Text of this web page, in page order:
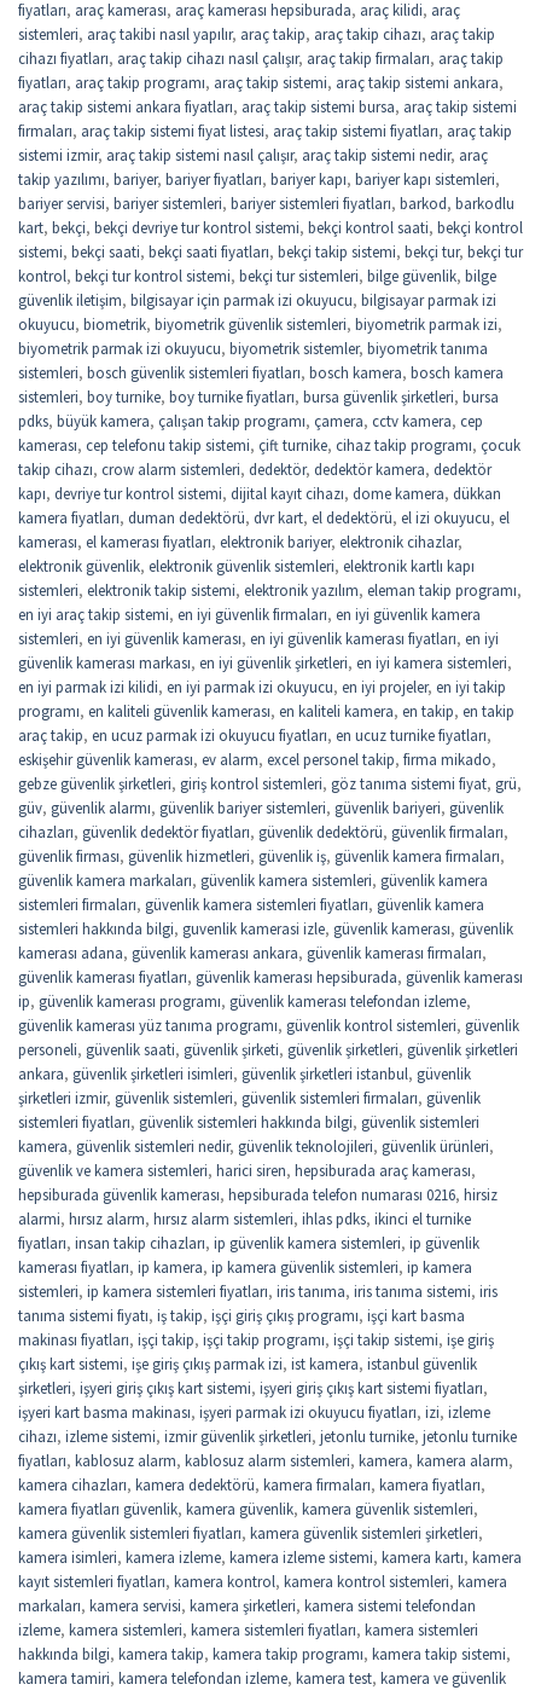
fiyatları, araç kamerası, araç kamerası hepsiburada, araç kilidi, araç
sistemleri, araç takibi nasıl yapılır, araç takip, araç takip cihazı, araç takip
cihazı fiyatları, araç takip cihazı nasıl çalışır, araç takip firmaları, araç takip
fiyatları, araç takip programı, araç takip sistemi, araç takip sistemi ankara,
araç takip sistemi ankara fiyatları, araç takip sistemi bursa, araç takip sistemi
firmaları, araç takip sistemi fiyat listesi, araç takip sistemi fiyatları, araç takip
sistemi izmir, araç takip sistemi nasıl çalışır, araç takip sistemi nedir, araç
takip yazılımı, bariyer, bariyer fiyatları, bariyer kapı, bariyer kapı sistemleri,
bariyer servisi, bariyer sistemleri, bariyer sistemleri fiyatları, barkod, barkodlu
kart, bekçi, bekçi devriye tur kontrol sistemi, bekçi kontrol saati, bekçi kontrol
sistemi, bekçi saati, bekçi saati fiyatları, bekçi takip sistemi, bekçi tur, bekçi tur
kontrol, bekçi tur kontrol sistemi, bekçi tur sistemleri, bilge güvenlik, bilge
güvenlik iletişim, bilgisayar için parmak izi okuyucu, bilgisayar parmak izi
okuyucu, biometrik, biyometrik güvenlik sistemleri, biyometrik parmak izi,
biyometrik parmak izi okuyucu, biyometrik sistemler, biyometrik tanıma
sistemleri, bosch güvenlik sistemleri fiyatları, bosch kamera, bosch kamera
sistemleri, boy turnike, boy turnike fiyatları, bursa güvenlik şirketleri, bursa
pdks, büyük kamera, çalışan takip programı, çamera, cctv kamera, cep
kamerası, cep telefonu takip sistemi, çift turnike, cihaz takip programı, çocuk
takip cihazı, crow alarm sistemleri, dedektör, dedektör kamera, dedektör
kapı, devriye tur kontrol sistemi, dijital kayıt cihazı, dome kamera, dükkan
kamera fiyatları, duman dedektörü, dvr kart, el dedektörü, el izi okuyucu, el
kamerası, el kamerası fiyatları, elektronik bariyer, elektronik cihazlar,
elektronik güvenlik, elektronik güvenlik sistemleri, elektronik kartlı kapı
sistemleri, elektronik takip sistemi, elektronik yazılım, eleman takip programı,
en iyi araç takip sistemi, en iyi güvenlik firmaları, en iyi güvenlik kamera
sistemleri, en iyi güvenlik kamerası, en iyi güvenlik kamerası fiyatları, en iyi
güvenlik kamerası markası, en iyi güvenlik şirketleri, en iyi kamera sistemleri,
en iyi parmak izi kilidi, en iyi parmak izi okuyucu, en iyi projeler, en iyi takip
programı, en kaliteli güvenlik kamerası, en kaliteli kamera, en takip, en takip
araç takip, en ucuz parmak izi okuyucu fiyatları, en ucuz turnike fiyatları,
eskişehir güvenlik kamerası, ev alarm, excel personel takip, firma mikado,
gebze güvenlik şirketleri, giriş kontrol sistemleri, göz tanıma sistemi fiyat, grü,
güv, güvenlik alarmı, güvenlik bariyer sistemleri, güvenlik bariyeri, güvenlik
cihazları, güvenlik dedektör fiyatları, güvenlik dedektörü, güvenlik firmaları,
güvenlik firması, güvenlik hizmetleri, güvenlik iş, güvenlik kamera firmaları,
güvenlik kamera markaları, güvenlik kamera sistemleri, güvenlik kamera
sistemleri firmaları, güvenlik kamera sistemleri fiyatları, güvenlik kamera
sistemleri hakkında bilgi, guvenlik kamerasi izle, güvenlik kamerası, güvenlik
kamerası adana, güvenlik kamerası ankara, güvenlik kamerası firmaları,
güvenlik kamerası fiyatları, güvenlik kamerası hepsiburada, güvenlik kamerası
ip, güvenlik kamerası programı, güvenlik kamerası telefondan izleme,
güvenlik kamerası yüz tanıma programı, güvenlik kontrol sistemleri, güvenlik
personeli, güvenlik saati, güvenlik şirketi, güvenlik şirketleri, güvenlik şirketleri
ankara, güvenlik şirketleri isimleri, güvenlik şirketleri istanbul, güvenlik
şirketleri izmir, güvenlik sistemleri, güvenlik sistemleri firmaları, güvenlik
sistemleri fiyatları, güvenlik sistemleri hakkında bilgi, güvenlik sistemleri
kamera, güvenlik sistemleri nedir, güvenlik teknolojileri, güvenlik ürünleri,
güvenlik ve kamera sistemleri, harici siren, hepsiburada araç kamerası,
hepsiburada güvenlik kamerası, hepsiburada telefon numarası 0216, hirsiz
alarmi, hırsız alarm, hırsız alarm sistemleri, ihlas pdks, ikinci el turnike
fiyatları, insan takip cihazları, ip güvenlik kamera sistemleri, ip güvenlik
kamerası fiyatları, ip kamera, ip kamera güvenlik sistemleri, ip kamera
sistemleri, ip kamera sistemleri fiyatları, iris tanıma, iris tanıma sistemi, iris
tanıma sistemi fiyatı, iş takip, işçi giriş çıkış programı, işçi kart basma
makinası fiyatları, işçi takip, işçi takip programı, işçi takip sistemi, işe giriş
çıkış kart sistemi, işe giriş çıkış parmak izi, ist kamera, istanbul güvenlik
şirketleri, işyeri giriş çıkış kart sistemi, işyeri giriş çıkış kart sistemi fiyatları,
işyeri kart basma makinası, işyeri parmak izi okuyucu fiyatları, izi, izleme
cihazı, izleme sistemi, izmir güvenlik şirketleri, jetonlu turnike, jetonlu turnike
fiyatları, kablosuz alarm, kablosuz alarm sistemleri, kamera, kamera alarm,
kamera cihazları, kamera dedektörü, kamera firmaları, kamera fiyatları,
kamera fiyatları güvenlik, kamera güvenlik, kamera güvenlik sistemleri,
kamera güvenlik sistemleri fiyatları, kamera güvenlik sistemleri şirketleri,
kamera isimleri, kamera izleme, kamera izleme sistemi, kamera kartı, kamera
kayıt sistemleri fiyatları, kamera kontrol, kamera kontrol sistemleri, kamera
markaları, kamera servisi, kamera şirketleri, kamera sistemi telefondan
izleme, kamera sistemleri, kamera sistemleri fiyatları, kamera sistemleri
hakkında bilgi, kamera takip, kamera takip programı, kamera takip sistemi,
kamera tamiri, kamera telefondan izleme, kamera test, kamera ve güvenlik